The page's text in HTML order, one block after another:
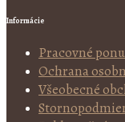
Informácie
Pracovné
Ochrana
Všeobecné